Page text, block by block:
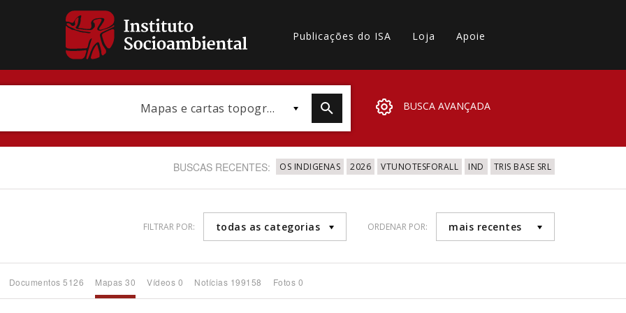
Publicações do ISA Loja Apoie
Mapas e cartas topográficas BUSCA AVANÇADA
BUSCAS RECENTES: OS INDIGENAS 2026 VTUNOTESFORALL IND TRIS BASE SRL
FILTRAR POR: todas as categorias ORDENAR POR: mais recentes
Documentos 5126 Mapas 30 Vídeos 0 Notícias 199158 Fotos 0